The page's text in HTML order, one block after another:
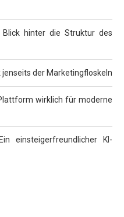
hinter die Struktur des
jenseits der Marketingfloskeln
wirklich für moderne
einsteigerfreundlicher KI-